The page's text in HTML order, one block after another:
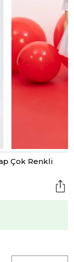
Çok Renkli